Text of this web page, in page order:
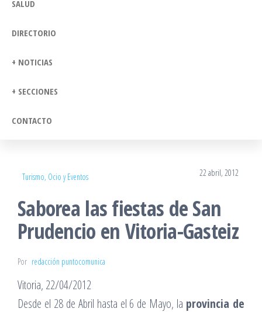
SALUD
DIRECTORIO
+ NOTICIAS
+ SECCIONES
CONTACTO
Turismo, Ocio y Eventos 22 abril, 2012
Saborea las fiestas de San
Prudencio en Vitoria-Gasteiz
Por redacción puntocomunica
Vitoria, 22/04/2012
Desde el 28 de Abril hasta el 6 de Mayo, la provincia de